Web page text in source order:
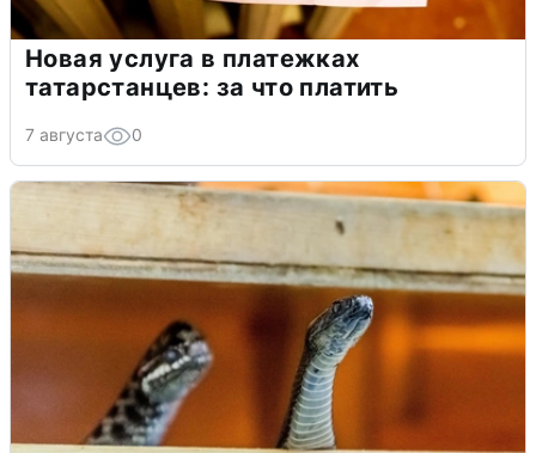
Новая услуга в платежках
татарстанцев: за что платить
7 августа 0